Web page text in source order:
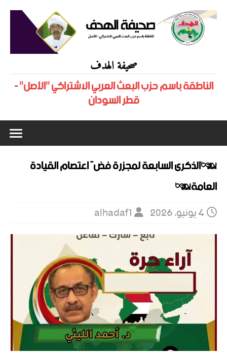
صحيفة الهدف
الناطقة باسم حزب البعث العربي الاشتراكي "الأصل" -
قطر السودان
*الذكرى السابعة لمجزرة فضّ اعتصام القيادة
العامة*
4 يونيو، 2026 alhadaf1